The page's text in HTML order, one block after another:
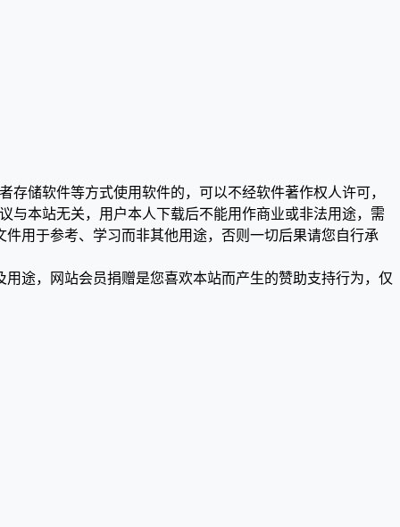
储软件等方式使用软件的，可以不经软件著作权人许可，
与本站无关，用户本人下载后不能用作商业或非法用途，需
用于参考、学习而非其他用途，否则一切后果请您自行承
途，网站会员捐赠是您喜欢本站而产生的赞助支持行为，仅